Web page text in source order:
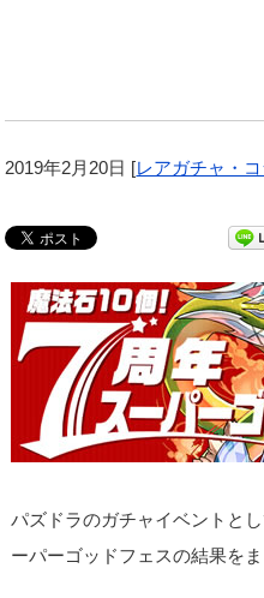
2019年2月20日 [レアガチャ・
パズドラのガチャイベントと
ーパーゴッドフェスの結果をま